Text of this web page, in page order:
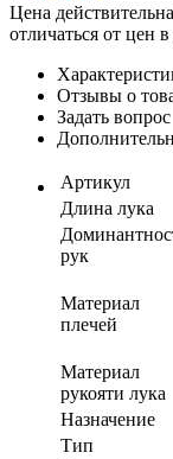
Цена
отличаться от цен
Отзывы о
Задать вопрос
Артикул
Длина лука
рук
Материал
плечей
Материал
рукояти лука
Назначение
Тип